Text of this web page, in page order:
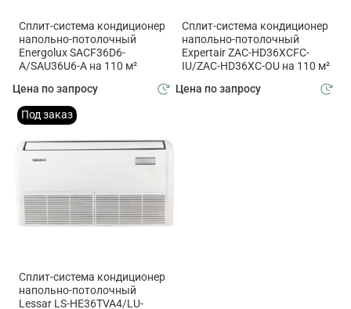
Сплит-система кондиционер
напольно-потолочный
Energolux SACF36D6-
A/SAU36U6-A на 110 м²
Цена по запросу
Сплит-система кондиционер
напольно-потолочный
Expertair ZAC-HD36XCFC-
IU/ZAC-HD36XC-OU на 110 м²
Цена по запросу
Под заказ
Сплит-система кондиционер
напольно-потолочный
Lessar LS-HE36TVA4/LU-